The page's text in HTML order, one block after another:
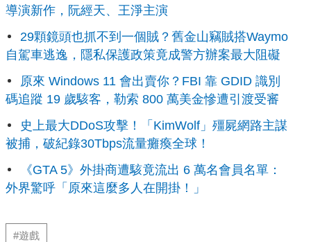
導演新作，阮經天、王淨主演
29顆鏡頭也抓不到一個賊？舊金山竊賊搭Waymo
自駕車逃逸，隱私保護政策竟成警方辦案最大阻礙
原來 Windows 11 會出賣你？FBI 靠 GDID 識別
碼追蹤 19 歲駭客，勒索 800 萬美金慘遭引渡受審
史上最大DDoS攻擊！「KimWolf」殭屍網路主謀
被捕，破紀錄30Tbps流量癱瘓全球！
《GTA 5》外掛商遭駭竟流出 6 萬名會員名單：
外界驚呼「原來這麼多人在開掛！」
#遊戲